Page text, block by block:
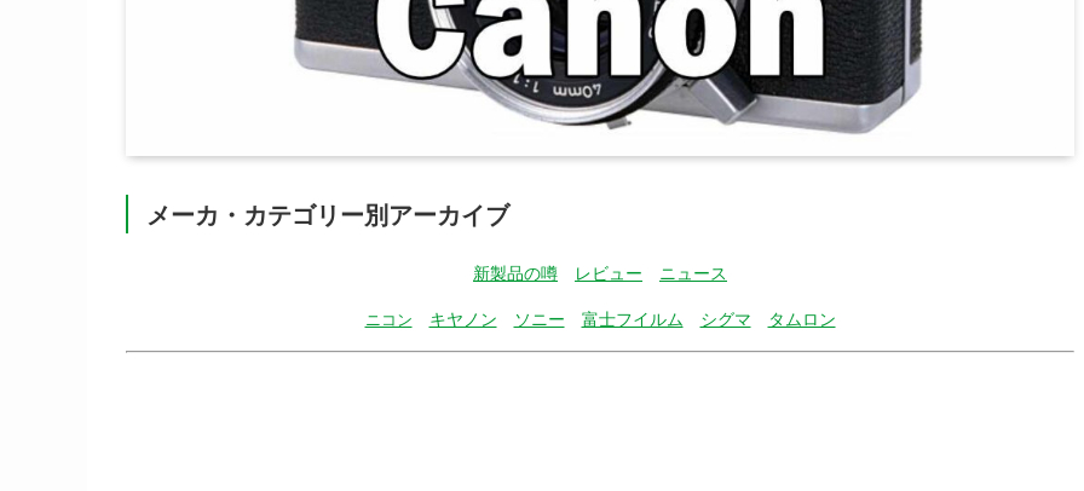
メーカ・カテゴリー別アーカイブ
新製品の噂 レビュー ニュース
ニコン キヤノン ソニー 富士フイルム シグマ タムロン